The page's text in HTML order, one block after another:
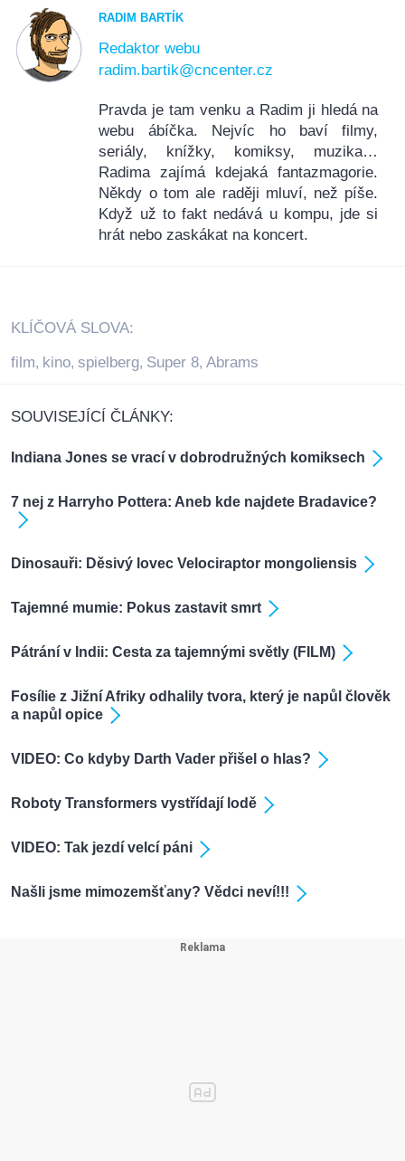
RADIM BARTÍK
Redaktor webu
radim.bartik@cncenter.cz
Pravda je tam venku a Radim ji hledá na
webu ábíčka. Nejvíc ho baví filmy,
seriály, knížky, komiksy, muzika…
Radima zajímá kdejaká fantazmagorie.
Někdy o tom ale raději mluví, než píše.
Když už to fakt nedává u kompu, jde si
hrát nebo zaskákat na koncert.
KLÍČOVÁ SLOVA:
film, kino, spielberg, Super 8, Abrams
SOUVISEJÍCÍ ČLÁNKY:
Indiana Jones se vrací v dobrodružných komiksech
7 nej z Harryho Pottera: Aneb kde najdete Bradavice?
Dinosauři: Děsivý lovec Velociraptor mongoliensis
Tajemné mumie: Pokus zastavit smrt
Pátrání v Indii: Cesta za tajemnými světly (FILM)
Fosílie z Jižní Afriky odhalily tvora, který je napůl člověk
a napůl opice
VIDEO: Co kdyby Darth Vader přišel o hlas?
Roboty Transformers vystřídají lodě
VIDEO: Tak jezdí velcí páni
Našli jsme mimozemšťany? Vědci neví!!!